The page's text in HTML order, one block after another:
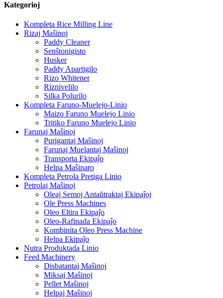
Kategorioj
Kompleta Rice Milling Line
Rizaj Maŝinoj
Paddy Cleaner
Senŝtonigisto
Husker
Paddy Apartigilo
Rizo Whitener
Riznivelilo
Silka Polurilo
Kompleta Faruno-Muelejo-Linio
Maizo Faruno Muelejo Linio
Tritiko Faruno Muelejo Linio
Farunaj Maŝinoj
Purigantaj Maŝinoj
Farunaj Muelantaj Maŝinoj
Transporta Ekipaĵo
Helpa Maŝinaro
Kompleta Petrola Pretiga Linio
Petrolaj Maŝinoj
Oleaj Semoj Antaŭtraktaj Ekipaĵoj
Ole Press Machines
Oleo Eltira Ekipaĵo
Oleo-Rafinada Ekipaĵo
Kombinita Oleo Press Machine
Helpa Ekipaĵo
Nutra Produktada Linio
Feed Machinery
Disbatantaj Maŝinoj
Miksaj Maŝinoj
Pellet Maŝinoj
Helpaj Maŝinoj